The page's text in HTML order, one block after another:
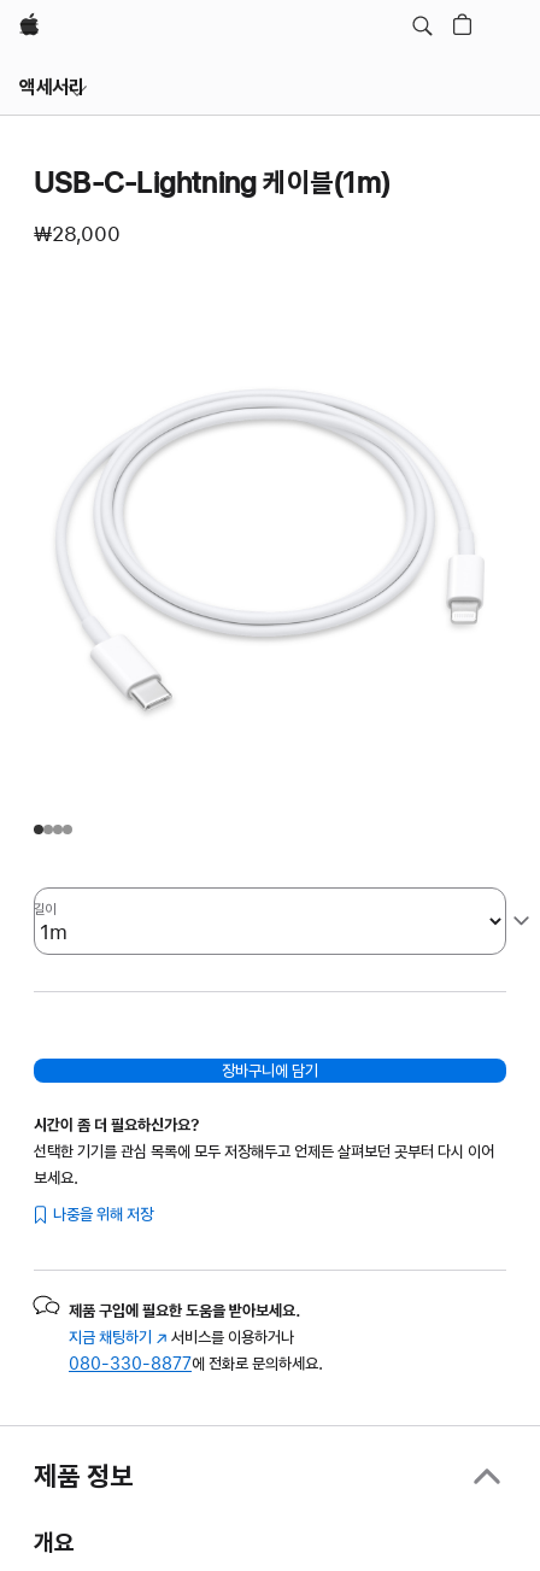
Apple
액세서리
Local
Nav
USB-C-Lightning 케이블(1m)
₩28,000
길이
장바구니에 담기
시간이 좀 더 필요하신가요?
선택한 기기를 관심 목록에 모두 저장해두고 언제든 살펴보던 곳부터 다시 이어
보세요.
나중을 위해 저장
제품 구입에 필요한 도움을 받아보세요.
지금 채팅하기 (새
창에서
서비스를 이용하거나
080-330-8877에 전화로 문의하세요.
제품 정보
개요